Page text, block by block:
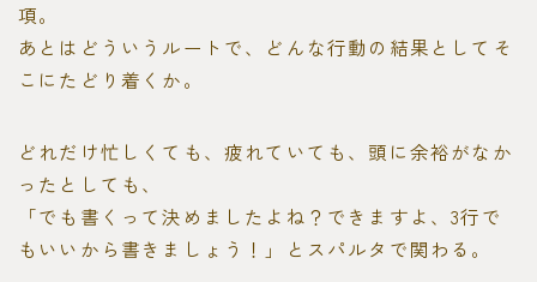
項。
あとはどういうルートで、どんな行動の結果としてそ
こにたどり着くか。
どれだけ忙しくても、疲れていても、頭に余裕がなか
ったとしても、
「でも書くって決めましたよね？できますよ、3行で
もいいから書きましょう！」とスパルタで関わる。